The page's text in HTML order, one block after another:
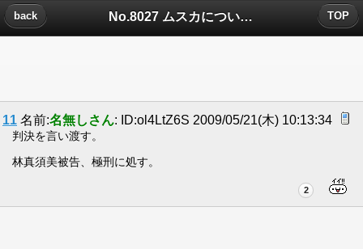
No.8027 ムスカについたコメント
back TOP
11 名前:名無しさん: ID:ol4LtZ6S 2009/05/21(木) 10:13:34
判決を言い渡す。
林真須美被告、極刑に処す。
2